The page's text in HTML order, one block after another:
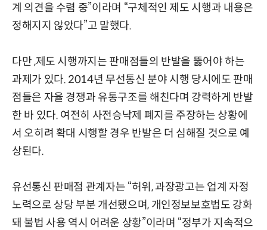
계 의견을 수렴 중”이라며 “구체적인 제도 시행과 내용은
정해지지 않았다”고 말했다.
다만 ,제도 시행까지는 판매점들의 반발을 뚫어야 하는
과제가 있다. 2014년 무선통신 분야 시행 당시에도 판매
점들은 자율 경쟁과 유통구조를 해친다며 강력하게 반발
한 바 있다. 여전히 사전승낙제 폐지를 주장하는 상황에
서 오히려 확대 시행할 경우 반발은 더 심해질 것으로 예
상된다.
유선통신 판매점 관계자는 “허위, 과장광고는 업계 자정
노력으로 상당 부분 개선됐으며, 개인정보보호법도 강화
돼 불법 사용 역시 어려운 상황”이라며 “정부가 지속적으